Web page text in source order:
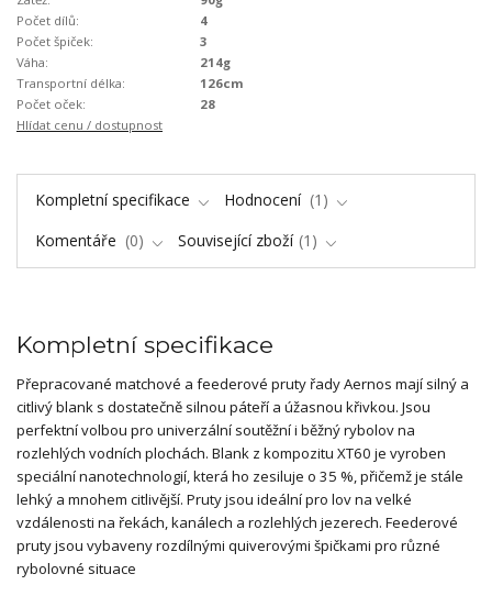
Počet dílů:
4
Počet špiček:
3
Váha:
214g
Transportní délka:
126cm
Počet oček:
28
Hlídat cenu / dostupnost
Kompletní specifikace Hodnocení
1
Komentáře
0 Související zboží 1
Kompletní specifikace
Přepracované matchové a feederové pruty řady Aernos mají silný a
citlivý blank s dostatečně silnou páteří a úžasnou křivkou. Jsou
perfektní volbou pro univerzální soutěžní i běžný rybolov na
rozlehlých vodních plochách. Blank z kompozitu XT60 je vyroben
speciální nanotechnologií, která ho zesiluje o 35 %, přičemž je stále
lehký a mnohem citlivější. Pruty jsou ideální pro lov na velké
vzdálenosti na řekách, kanálech a rozlehlých jezerech. Feederové
pruty jsou vybaveny rozdílnými quiverovými špičkami pro různé
rybolovné situace